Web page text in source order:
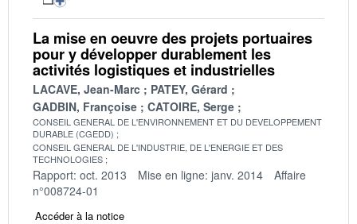
La mise en oeuvre des projets portuaires
pour y développer durablement les
activités logistiques et industrielles
LACAVE, Jean-Marc
PATEY, Gérard
GADBIN, Françoise
CATOIRE, Serge
CONSEIL GENERAL DE L'ENVIRONNEMENT ET DU DEVELOPPEMENT
DURABLE (CGEDD)
CONSEIL GENERAL DE L'INDUSTRIE, DE L'ENERGIE ET DES
TECHNOLOGIES
Rapport: oct. 2013 Mise en ligne: janv. 2014
Affaire
n°008724-01
Accéder à la notice